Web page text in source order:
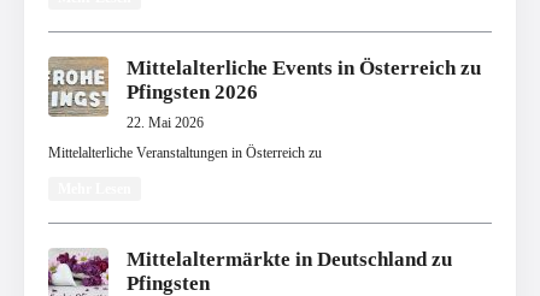
Mittelalterliche Events in Österreich zu
Pfingsten 2026
22. Mai 2026
Mittelalterliche Veranstaltungen in Österreich zu
Mittelaltermärkte in Deutschland zu
Pfingsten